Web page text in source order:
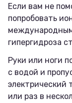
Если вам не
попробовать
гипергидроза
Руки или ноги
с водой и
электрический
или раз в